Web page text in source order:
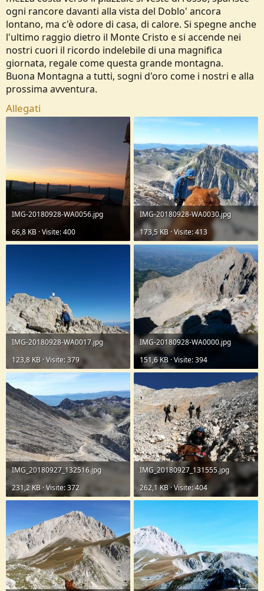
ogni rancore davanti alla vista del Doblo' ancora
lontano, ma c'è odore di casa, di calore. Si spegne anche
l'ultimo raggio dietro il Monte Cristo e si accende nei
nostri cuori il ricordo indelebile di una magnifica
giornata, regale come questa grande montagna.
Buona Montagna a tutti, sogni d'oro come i nostri e alla
prossima avventura.
Allegati
IMG-20180928-WA0056.jpg
66,8 KB · Visite: 400
IMG-20180928-WA0030.jpg
173,5 KB · Visite: 413
IMG-20180928-WA0017.jpg
123,8 KB · Visite: 379
IMG-20180928-WA0000.jpg
151,6 KB · Visite: 394
IMG_20180927_132516.jpg
231,2 KB · Visite: 372
IMG_20180927_131555.jpg
262,1 KB · Visite: 404